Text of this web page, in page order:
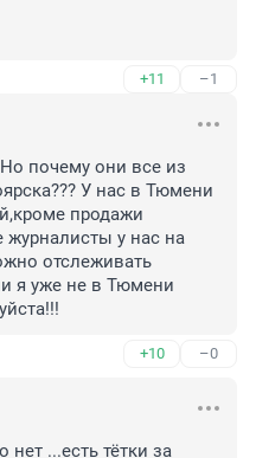
+11 –1
почему они все из
У нас в Тюмени
продажи
журналисты у нас на
отслеживать
я уже не в Тюмени
+10 –0
...есть тётки за